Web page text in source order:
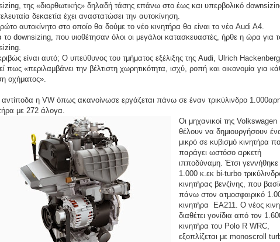
της «διορθωτικής» δηλαδή τάσης επάνω στο έως και υπερβολικό
δεκαετία έχει αναστατώσει την αυτοκίνηση.
αυτοκίνητο στο οποίο θα δούμε το νέο κινητήρα θα είναι το νέο Audi A4.
το downsizing, που υιοθέτησαν όλοι οι μεγάλοι κατασκευαστές, ήρθε η ώρα για
είναι αυτό; Ο υπεύθυνος του τμήματος εξέλιξης της Audi, Ulrich
πως «περιλαμβάνει την βέλτιστη χωρητικότητα, ισχύ, ροπή και οικονομία για
οχήματος».
αντίποδα η VW όπως ακανοίνωσε εργάζεται πάνω σε έναν τρικύλινδρο
με 272 άλογα.
Οι μηχανικοί της Volkswagen
θέλουν να δημιουργήσουν
μικρό σε κυβισμό κινητήρα
παράγει ωστόσο αρκετή
ιπποδύναμη. Έτσι γεννήθηκε
1.000 κ.εκ bi-turbo
κινητήρας βενζίνης, που
πάνω στον ατμοσφαιρικό
κινητήρα EA211. Ο νέος
διαθέτει γονίδια από τον
κινητήρα του Polo R WRC,
εξοπλίζεται με monoscroll